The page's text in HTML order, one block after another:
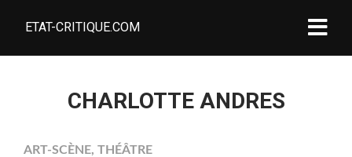
ETAT-CRITIQUE.COM
CHARLOTTE ANDRES
ART-SCÈNE, THÉÂTRE